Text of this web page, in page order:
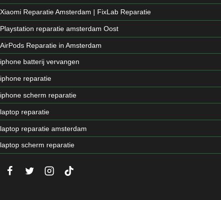
Xiaomi Reparatie Amsterdam | FixLab Reparatie
Playstation reparatie amsterdam Oost
AirPods Reparatie in Amsterdam
iphone batterij vervangen
iphone reparatie
iphone scherm reparatie
laptop reparatie
laptop reparatie amsterdam
laptop scherm reparatie